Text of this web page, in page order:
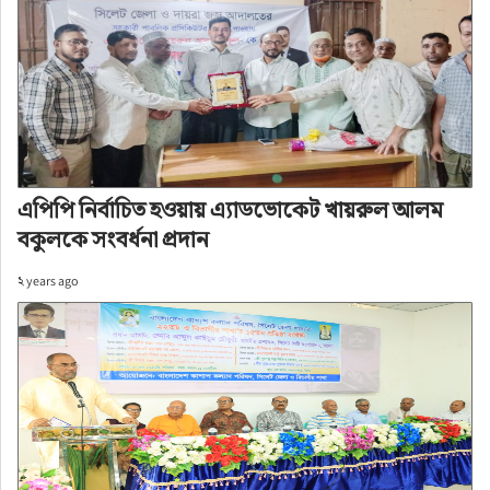
প্রকাশ: ২ years ago
অ+ অ-
এপিপি নির্বাচিত হওয়ায় এ্যাডভোকেট খায়রুল আলম
বকুলকে সংবর্ধনা প্রদান
২ years ago